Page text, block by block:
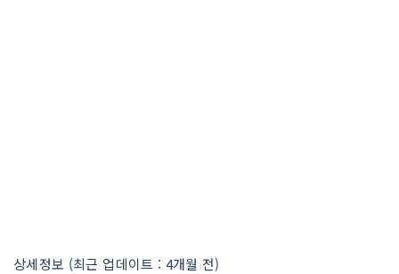
상세정보 (최근 업데이트 : 4개월 전)